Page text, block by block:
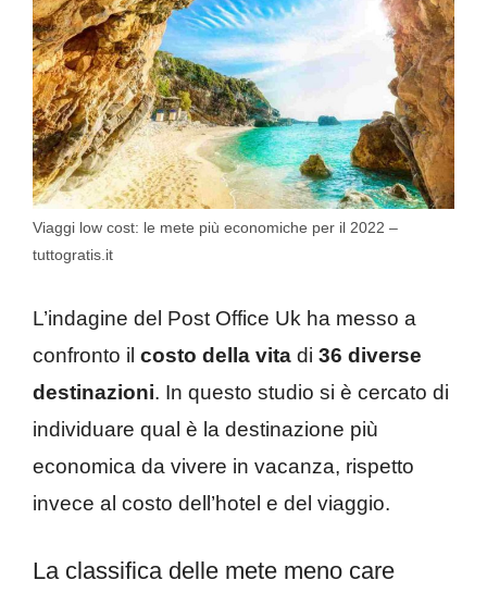
Viaggi low cost: le mete più economiche per il 2022 –
tuttogratis.it
L’indagine del Post Office Uk ha messo a
confronto il costo della vita di 36 diverse
destinazioni. In questo studio si è cercato di
individuare qual è la destinazione più
economica da vivere in vacanza, rispetto
invece al costo dell’hotel e del viaggio.
La classifica delle mete meno care